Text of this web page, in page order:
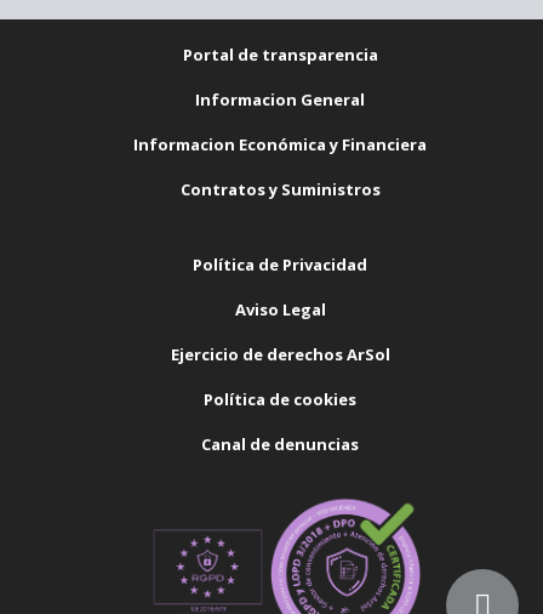
Portal de transparencia
Informacion General
Informacion Económica y Financiera
Contratos y Suministros
Política de Privacidad
Aviso Legal
Ejercicio de derechos ArSol
Política de cookies
Canal de denuncias